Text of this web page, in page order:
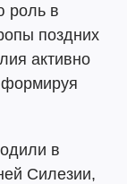
роль в
поздних
активно
в
Силезии,